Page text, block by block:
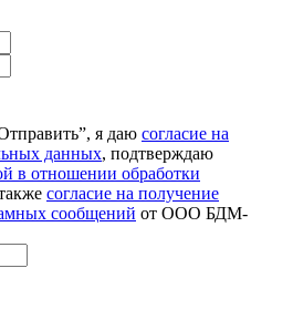
я даю согласие на
данных, подтверждаю
в отношении обработки
согласие на получение
сообщений от ООО БДМ-